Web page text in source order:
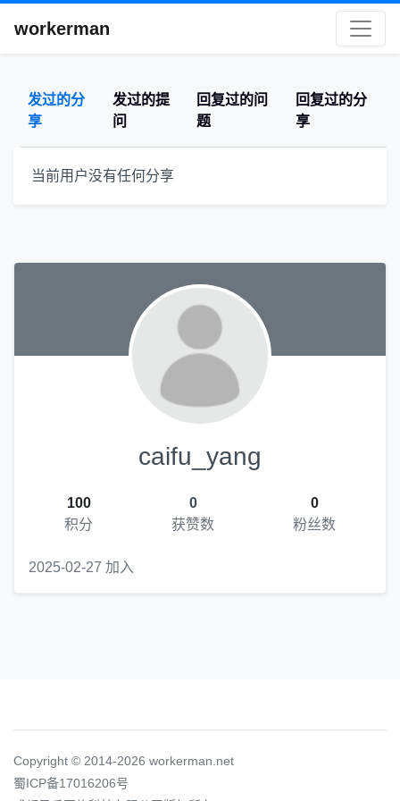
workerman
发过的分
享
发过的提
问
回复过的问
题
回复过的分
享
当前用户没有任何分享
caifu_yang
100
积分
0
获赞数
0
粉丝数
2025-02-27 加入
Copyright © 2014-2026 workerman.net
蜀ICP备17016206号